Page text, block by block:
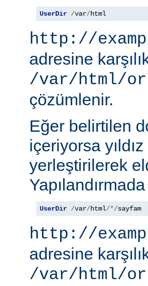
UserDir /var/html
http://
adresine
/var/html/
çözümlenir.
Eğer belirtilen
içeriyorsa
yerleştirilerek
UserDir /var/html/*/sayfam
http://
adresine
/var/html/